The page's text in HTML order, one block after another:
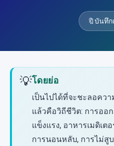
🔖บันทึก
💡โดยย่อ
เป็นไปได้ที่จะชะลอคว
แล้วคือวิถีชีวิต: การออ
แข็งแรง, อาหารเมดิเต
การนอนหลับ, การไม่สู